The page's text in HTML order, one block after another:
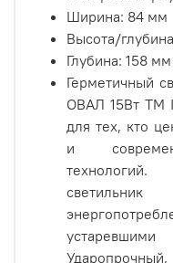
Ширина: 84 мм
Высота/
Глубина: 158 мм
Герметичный
ОВАЛ 15Вт ТМ
для тех, кто
и